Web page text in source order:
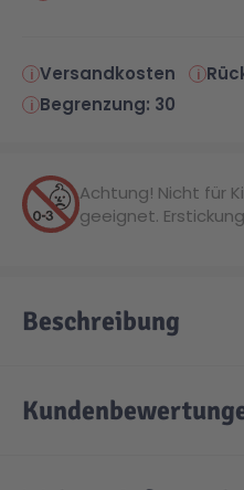
Versandkosten
Begrenzung: 30
Achtung! Nicht für
geeignet.
Beschreibung